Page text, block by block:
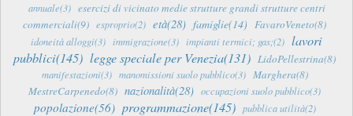
annuale(3) esercizi di vicinato medie strutture grandi strutture centri
commerciali(9) esproprio(2) età(28) famiglie(14) FavaroVeneto(8)
idoneità alloggi(3) immigrazione(3) impianti termici; gas;(2) lavori
pubblici(145) legge speciale per Venezia(131) LidoPellestrina(8)
manifestazioni(3) manomissioni suolo pubblico(3) Marghera(8)
MestreCarpenedo(8) nazionalità(28) occupazioni suolo pubblico(3)
popolazione(56) programmazione(145) pubblica utilità(2)